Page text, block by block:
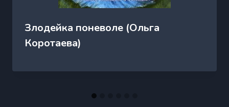
Злодейка поневоле (Ольга
Коротаева)